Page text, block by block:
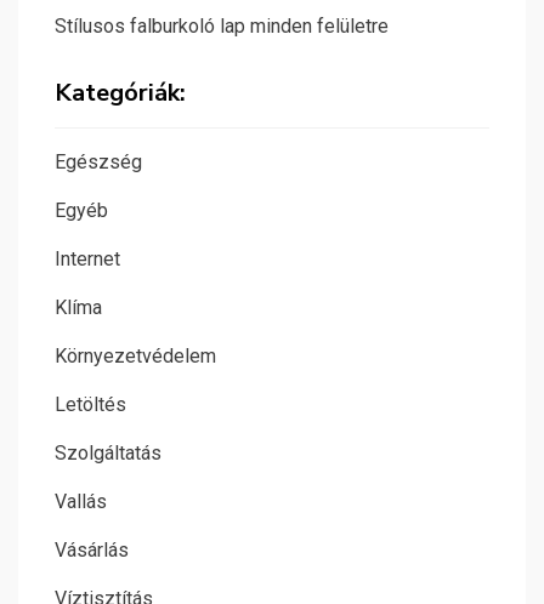
Stílusos falburkoló lap minden felületre
Kategóriák:
Egészség
Egyéb
Internet
Klíma
Környezetvédelem
Letöltés
Szolgáltatás
Vallás
Vásárlás
Víztisztítás